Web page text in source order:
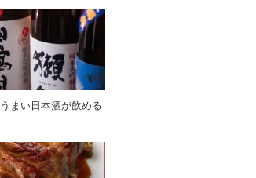
まい日本酒が飲める